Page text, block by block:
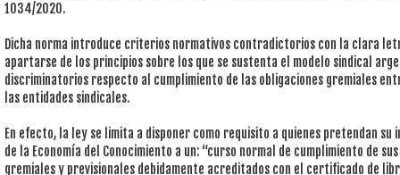
1034/2020.
Dicha norma introduce criterios normativos contradictorios con la clara
apartarse de los principios sobre los que se sustenta el modelo sindical
discriminatorios respecto al cumplimiento de las obligaciones gremiales
las entidades sindicales.
En efecto, la ley se limita a disponer como requisito a quienes pretendan su
de la Economía del Conocimiento a un: “curso normal de cumplimiento de
gremiales y previsionales debidamente acreditados con el certificado de